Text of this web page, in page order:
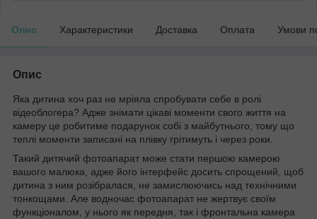
Опис Характеристики Доставка Оплата Умови
Опис
Яка дитина хоч раз не мріяла спробувати себе в ролі
відеоблогера? Адже знімати цікаві моменти свого життя на
камеру це робитиме подарунок собі з майбутнього, тому що
теплі моменти записані на плівку грітимуть і через роки.
Такий дитячий фотоапарат може стати першою камерою
вашого малюка, адже його інтерфейс досить спрощений, щоб
дитина з ним розібралася, не замислюючись над технічними
тонкощами. Але водночас фотоапарат не жертвує своїм
функціоналом, у нього як передня, так і фронтальна камера